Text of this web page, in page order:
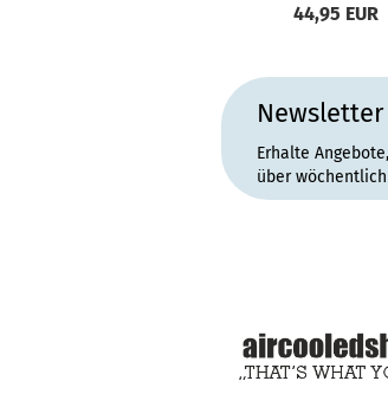
44,95 EUR
Erhalte
über